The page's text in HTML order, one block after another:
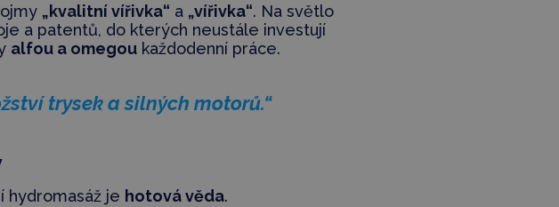
„kvalitní vířivka“ a „vířivka“. Na světlo
a patentů, do kterých neustále investují
alfou a omegoukaždodenní práce.
trysek a silných motorů.“
hydromasáž je hotová věda.